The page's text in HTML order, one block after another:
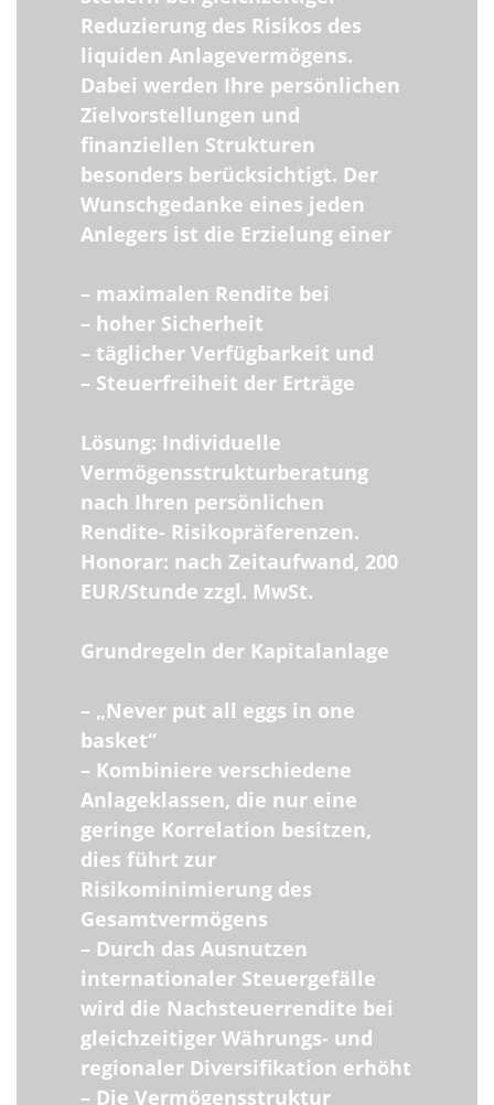
Reduzierung des Risikos des
liquiden Anlagevermögens.
Dabei werden Ihre persönlichen
Zielvorstellungen und
finanziellen Strukturen
besonders berücksichtigt. Der
Wunschgedanke eines jeden
Anlegers ist die Erzielung einer
– maximalen Rendite bei
– hoher Sicherheit
– täglicher Verfügbarkeit und
– Steuerfreiheit der Erträge
Lösung: Individuelle
Vermögensstrukturberatung
nach Ihren persönlichen
Rendite- Risikopräferenzen.
Honorar: nach Zeitaufwand, 200
EUR/Stunde zzgl. MwSt.
Grundregeln der Kapitalanlage
– „Never put all eggs in one
basket“
– Kombiniere verschiedene
Anlageklassen, die nur eine
geringe Korrelation besitzen,
dies führt zur
Risikominimierung des
Gesamtvermögens
– Durch das Ausnutzen
internationaler Steuergefälle
wird die Nachsteuerrendite bei
gleichzeitiger Währungs- und
regionaler Diversifikation erhöht
– Die Vermögensstruktur